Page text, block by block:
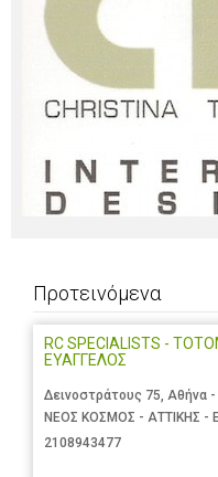
Προτεινόμενα
RC SPECIALISTS -
ΕΥΑΓΓΕΛΟΣ
Δεινοστράτους 75, Αθήνα
ΝΕΟΣ ΚΟΣΜΟΣ - ΑΤΤΙΚΗΣ -
2108943477